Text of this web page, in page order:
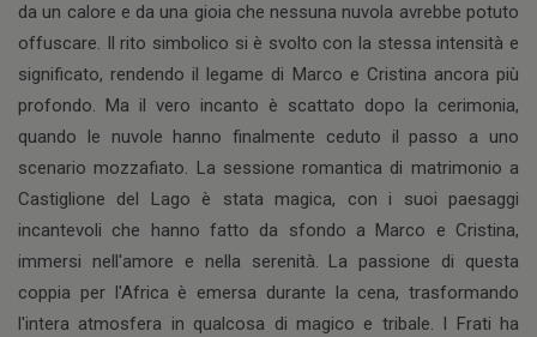
da un calore e da una gioia che nessuna nuvola avrebbe potuto
offuscare. Il rito simbolico si è svolto con la stessa intensità e
significato, rendendo il legame di Marco e Cristina ancora più
profondo. Ma il vero incanto è scattato dopo la cerimonia,
quando le nuvole hanno finalmente ceduto il passo a uno
scenario mozzafiato. La sessione romantica di matrimonio a
Castiglione del Lago è stata magica, con i suoi paesaggi
incantevoli che hanno fatto da sfondo a Marco e Cristina,
immersi nell'amore e nella serenità. La passione di questa
coppia per l'Africa è emersa durante la cena, trasformando
l'intera atmosfera in qualcosa di magico e tribale. I Frati ha